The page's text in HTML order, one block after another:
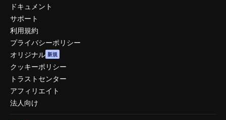
ドキュメント
サポート
利用規約
プライバシーポリシー
オリジナル 新規
クッキーポリシー
トラストセンター
アフィリエイト
法人向け